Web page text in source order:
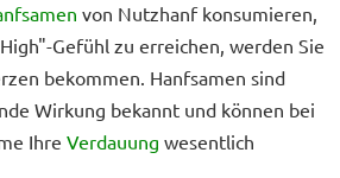
von Nutzhanf konsumieren,
Gefühl zu erreichen, werden Sie
bekommen. Hanfsamen sind
Wirkung bekannt und können bei
Ihre Verdauung wesentlich